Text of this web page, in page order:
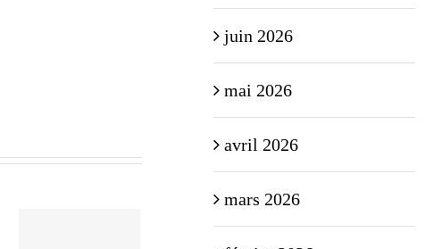
juin 2026
mai 2026
avril 2026
mars 2026